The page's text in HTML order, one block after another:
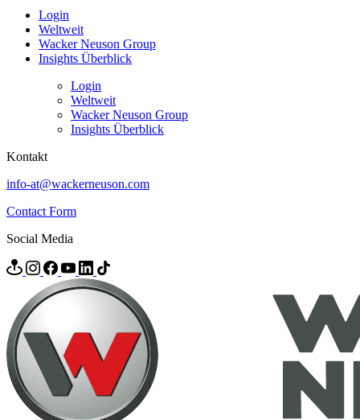
Login
Weltweit
Wacker Neuson Group
Insights Überblick
Login
Weltweit
Wacker Neuson Group
Insights Überblick
Kontakt
info-at@wackerneuson.com
Contact Form
Social Media